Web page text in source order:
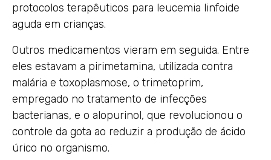
protocolos terapêuticos para leucemia linfoide
aguda em crianças.
Outros medicamentos vieram em seguida. Entre
eles estavam a pirimetamina, utilizada contra
malária e toxoplasmose, o trimetoprim,
empregado no tratamento de infecções
bacterianas, e o alopurinol, que revolucionou o
controle da gota ao reduzir a produção de ácido
úrico no organismo.